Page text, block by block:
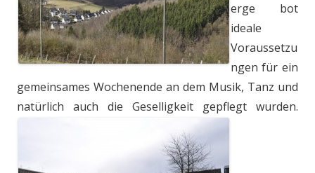
erge bot
ideale
Voraussetzu
ngen für ein
gemeinsames Wochenende an dem Musik, Tanz und
natürlich auch die Geselligkeit gepflegt wurden.